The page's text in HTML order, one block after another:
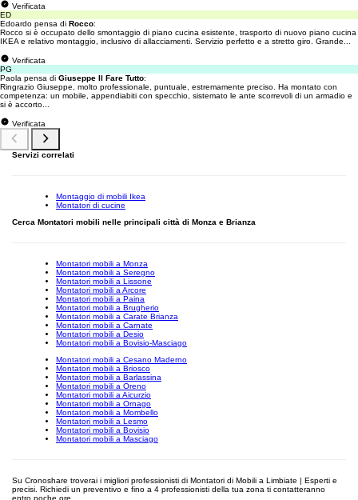
Verificata
ED
Edoardo pensa di Rocco:
Rocco si è occupato dello smontaggio di piano cucina esistente, trasporto di nuovo piano cucina
IKEA e relativo montaggio, inclusivo di allacciamenti. Servizio perfetto e a stretto giro. Grande...
Verificata
PG
Paola pensa di Giuseppe Il Fare Tutto:
Ringrazio Giuseppe, molto professionale, puntuale, estremamente preciso. Ha montato con
competenza: un mobile, appendiabiti con specchio, sistemato le ante scorrevoli di un armadio e
si è accorto...
Verificata
Servizi correlati
Montaggio di mobili Ikea
Montatori di cucine
Cerca Montatori mobili nelle principali città di Monza e Brianza
Montatori mobili a Monza
Montatori mobili a Seregno
Montatori mobili a Lissone
Montatori mobili a Arcore
Montatori mobili a Paina
Montatori mobili a Brugherio
Montatori mobili a Carate Brianza
Montatori mobili a Carnate
Montatori mobili a Desio
Montatori mobili a Bovisio-Masciago
Montatori mobili a Cesano Maderno
Montatori mobili a Briosco
Montatori mobili a Barlassina
Montatori mobili a Oreno
Montatori mobili a Aicurzio
Montatori mobili a Ornago
Montatori mobili a Mombello
Montatori mobili a Lesmo
Montatori mobili a Bovisio
Montatori mobili a Masciago
Su Cronoshare troverai i migliori professionisti di Montatori di Mobili a Limbiate | Esperti e
precisi. Richiedi un preventivo e fino a 4 professionisti della tua zona ti contatteranno
entro poche ore.